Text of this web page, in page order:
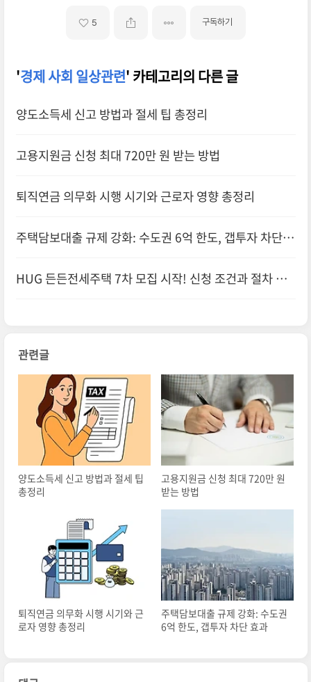
5 구독하기
'경제 사회 일상관련' 카테고리의 다른 글
양도소득세 신고 방법과 절세 팁 총정리
고용지원금 신청 최대 720만 원 받는 방법
퇴직연금 의무화 시행 시기와 근로자 영향 총정리
주택담보대출 규제 강화: 수도권 6억 한도, 갭투자 차단
HUG 든든전세주택 7차 모집 시작! 신청 조건과 절차 총
관련글
양도소득세 신고 방법과 절세 팁
총정리
고용지원금 신청 최대 720만 원
받는 방법
퇴직연금 의무화 시행 시기와 근
로자 영향 총정리
주택담보대출 규제 강화: 수도권
6억 한도, 갭투자 차단 효과